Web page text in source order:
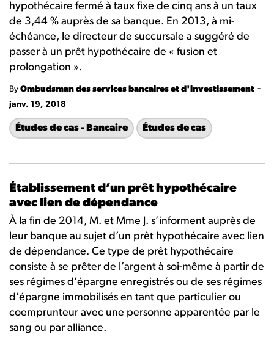
hypothécaire fermé à taux fixe de cinq ans à un taux
de 3,44 % auprès de sa banque. En 2013, à mi-
échéance, le directeur de succursale a suggéré de
passer à un prêt hypothécaire de « fusion et
prolongation ».
By Ombudsman des services bancaires et d'investissement -
janv. 19, 2018
Études de cas - Bancaire Études de cas
Établissement d’un prêt hypothécaire
avec lien de dépendance
À la fin de 2014, M. et Mme J. s’informent auprès de
leur banque au sujet d’un prêt hypothécaire avec lien
de dépendance. Ce type de prêt hypothécaire
consiste à se prêter de l’argent à soi-même à partir de
ses régimes d’épargne enregistrés ou de ses régimes
d’épargne immobilisés en tant que particulier ou
coemprunteur avec une personne apparentée par le
sang ou par alliance.